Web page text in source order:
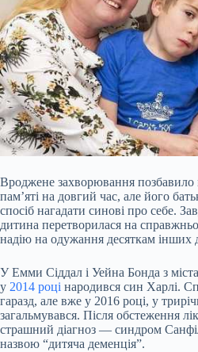
Вроджене захворювання позбавило
пам’яті на довгий час, але його
спосіб нагадати синові про себе.
дитина перетворилася на
надію на одужання десяткам інших
У Емми Сіддал і Уейна Бонда з
у 2014 році народився син Харлі.
гаразд, але вже у 2016 році, у
загальмувався. Після обстеження
страшний діагноз — синдром
назвою “дитяча деменція”.